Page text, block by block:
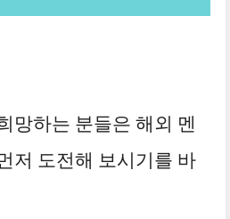
망하는 분들은 해외 멘
저 도전해 보시기를 바